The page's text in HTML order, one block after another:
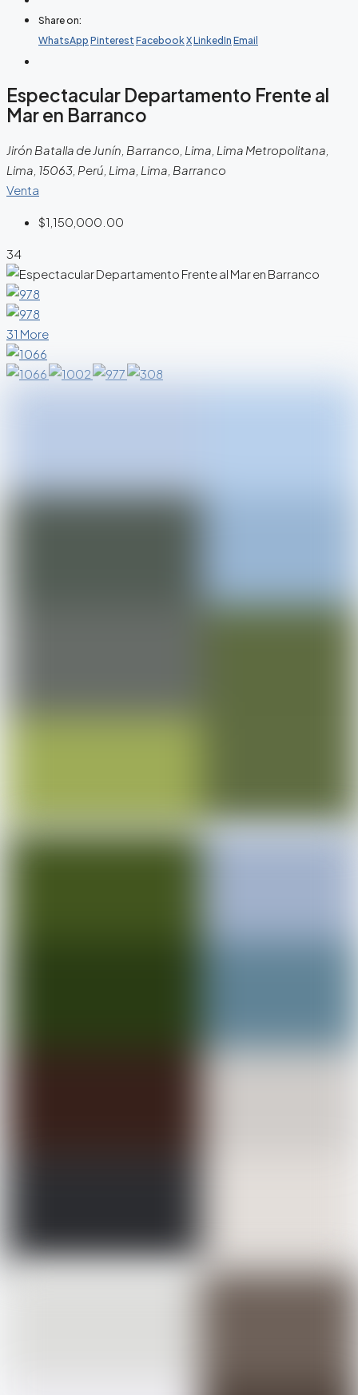
Share on:
WhatsApp Pinterest FacebookXLinkedIn Email
Espectacular Departamento Frente al
Mar en Barranco
Jirón Batalla de Junín, Barranco, Lima, Lima Metropolitana,
Lima, 15063, Perú, Lima, Lima, Barranco
Venta
$1,150,000.00
34
31 More